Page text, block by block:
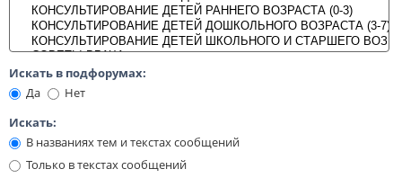
Искать в подфорумах:
Да
Нет
Искать:
В названиях тем и текстах сообщений
Только в текстах сообщений